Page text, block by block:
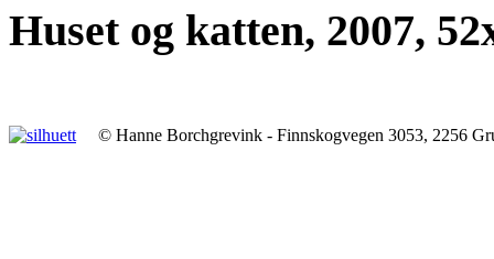
Huset og katten, 2007,
© Hanne Borchgrevink - Finnskogvegen 3053, 2256